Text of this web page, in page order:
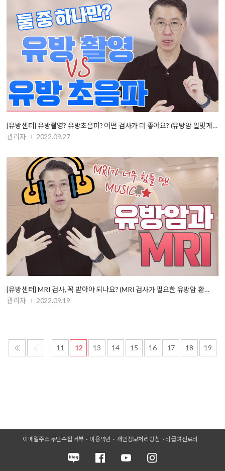
[유방센터] 유방촬영? 유방초음파? 어떤 검사가 더 좋아요? (유방암 알맞게 …
관리자
2022.09.27
[유방센터] MRI 검사, 꼭 받아야 되나요? (MRI 검사가 필요한 유방암 환…
관리자
2022.09.19
11 12 13 14 15 16 17 18 19
이메일주소 무단수집 거부 이용약관 개인정보처리방침 비급여진료비